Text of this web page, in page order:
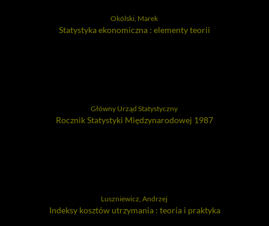
Okólski, Marek
Statystyka ekonomiczna : elementy teorii
Główny Urząd Statystyczny
Rocznik Statystyki Międzynarodowej 1987
Luszniewicz, Andrzej
Indeksy kosztów utrzymania : teoria i praktyka